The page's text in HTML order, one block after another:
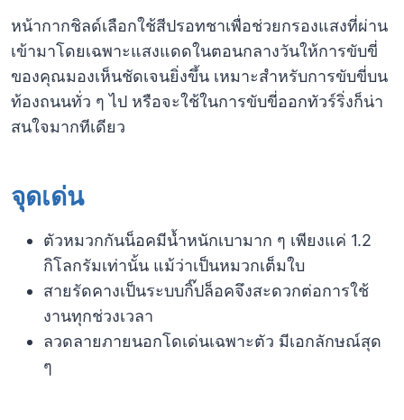
หน้ากากชิลด์เลือกใช้สีปรอทชาเพื่อช่วยกรองแสงที่ผ่าน
เข้ามาโดยเฉพาะแสงแดดในตอนกลางวันให้การขับขี่
ของคุณมองเห็นชัดเจนยิ่งขึ้น เหมาะสำหรับการขับขี่บน
ท้องถนนทั่ว ๆ ไป หรือจะใช้ในการขับขี่ออกทัวร์ริ่งก็น่า
สนใจมากทีเดียว
จุดเด่น
ตัวหมวกกันน็อคมีน้ำหนักเบามาก ๆ เพียงแค่ 1.2
กิโลกรัมเท่านั้น แม้ว่าเป็นหมวกเต็มใบ
สายรัดคางเป็นระบบกิ๊ปล็อคจึงสะดวกต่อการใช้
งานทุกช่วงเวลา
ลวดลายภายนอกโดเด่นเฉพาะตัว มีเอกลักษณ์สุด
ๆ